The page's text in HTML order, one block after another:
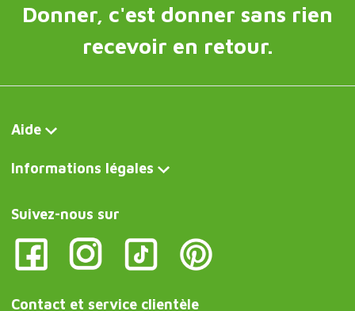
Donner, c'est donner sans rien
recevoir en retour.
Aide
Informations légales
Suivez-nous sur
Contact et service clientèle